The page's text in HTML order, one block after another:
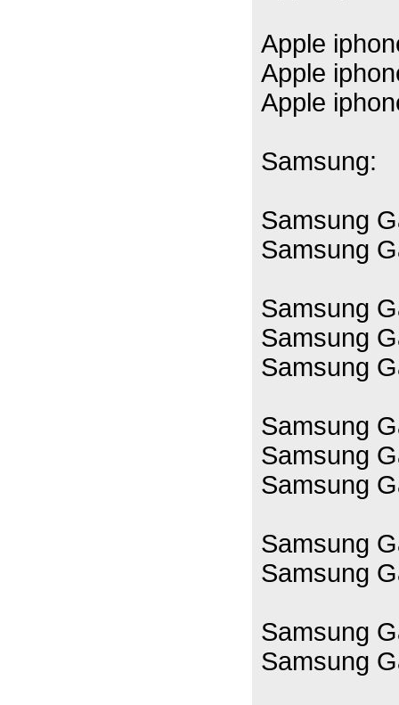
Apple
Apple
Apple
Samsung:
Samsung
Samsung
Samsung
Samsung
Samsung
Samsung
Samsung
Samsung
Samsung
Samsung
Samsung
Samsung